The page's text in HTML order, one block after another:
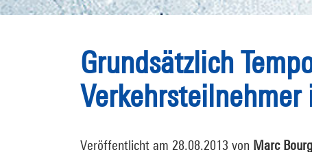
Grundsätzlich
Veröffentlicht am 28.08.2013 von Marc